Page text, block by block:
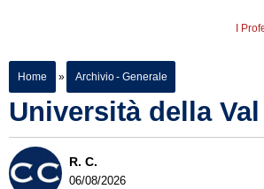
I
Home » Archivio - Generale
Università della Val
R. C.
06/08/2026